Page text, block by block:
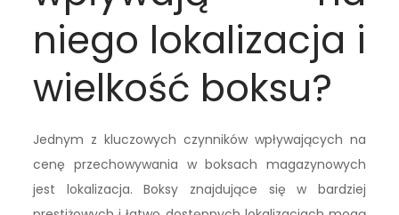
niego lokalizacja i
wielkość boksu?
Jednym z kluczowych czynników wpływających na
cenę przechowywania w boksach magazynowych
jest lokalizacja. Boksy znajdujące się w bardziej